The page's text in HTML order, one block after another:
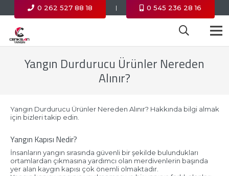
0 262 527 88 18 | 0 545 236 28 16
Yangın Durdurucu Ürünler Nereden
Alınır?
Yangın Durdurucu Ürünler Nereden Alınır? Hakkında bilgi almak
için bizleri takip edin.
Yangın Kapısı Nedir?
İnsanların yangın sırasında güvenli bir şekilde bulundukları
ortamlardan çıkmasına yardımcı olan merdivenlerin başında
yer alan kaygın kapısı çok önemli olmaktadır.